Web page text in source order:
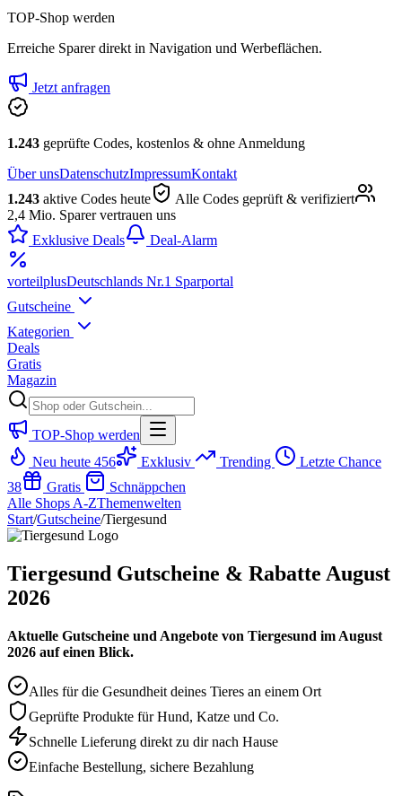
TOP-Shop werden
Erreiche Sparer direkt in Navigation und Werbeflächen.
Jetzt anfragen
1.243 geprüfte Codes, kostenlos & ohne Anmeldung
Über unsDatenschutzImpressumKontakt
1.243 aktive Codes heute
Alle Codes geprüft & verifiziert
2,4 Mio. Sparer vertrauen uns
Exklusive Deals
Deal-Alarm
vorteilplusDeutschlands Nr.1 Sparportal
Gutscheine
Kategorien
Deals
Gratis
Magazin
TOP-Shop werden
Neu heute 456 Exklusiv Trending
Letzte Chance
38
Gratis
Schnäppchen
Alle Shops A-ZThemenwelten
Start/Gutscheine/Tiergesund
Tiergesund Gutscheine & Rabatte August
2026
Aktuelle Gutscheine und Angebote von Tiergesund im August
2026 auf einen Blick.
Alles für die Gesundheit deines Tieres an einem Ort
Geprüfte Produkte für Hund, Katze und Co.
Schnelle Lieferung direkt zu dir nach Hause
Einfache Bestellung, sichere Bezahlung